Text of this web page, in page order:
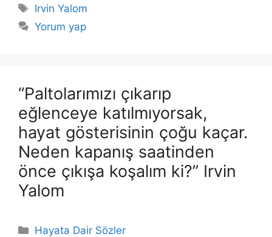
Etiketler
Irvin Yalom
Yorum yap
“Paltolarımızı çıkarıp
eğlenceye katılmıyorsak,
hayat gösterisinin çoğu kaçar.
Neden kapanış saatinden
önce çıkışa koşalım ki?” Irvin
Yalom
Kategoriler
Hayata Dair Sözler